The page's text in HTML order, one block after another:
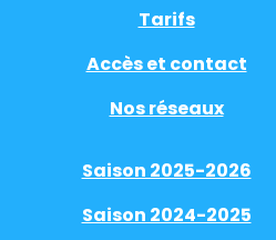
Tarifs
Accès et contact
Nos réseaux
Saison 2025-2026
Saison 2024-2025